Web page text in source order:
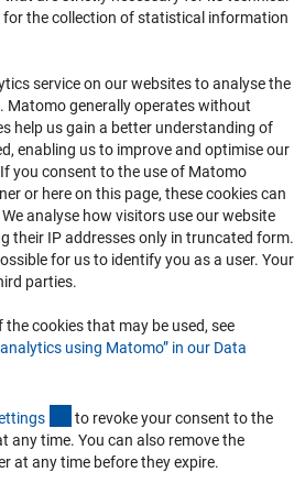
DFG JapanのLinkedInでご覧ください。
語）
the collection of statistical information
service on our websites to analyse the
Matomo generally operates without
help us gain a better understanding of
enabling us to improve and optimise our
you consent to the use of Matomo
or here on this page, these cookies can
analyse how visitors use our website
their IP addresses only in truncated form.
for us to identify you as a user. Your
parties.
cookies that may be used, see
using Matomo” in our Data
s (externer Link)
to revoke your consent to the
any time. You can also remove the
at any time before they expire.